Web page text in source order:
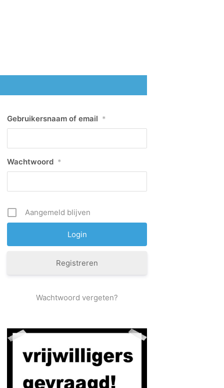
Gebruikersnaam of email *
Wachtwoord *
Aangemeld blijven
Registreren
Wachtwoord vergeten?